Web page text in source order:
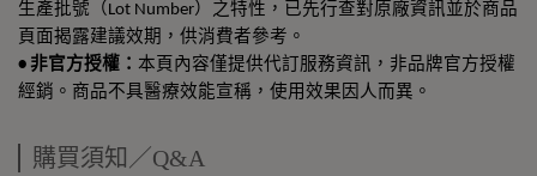
生產批號（Lot Number）之特性，已先行查對原廠資訊並於商品
頁面揭露建議效期，供消費者參考。
• 非官方授權： 本頁內容僅提供代訂服務資訊，非品牌官方授權
經銷。商品不具醫療效能宣稱，使用效果因人而異。
購買須知／Q&A